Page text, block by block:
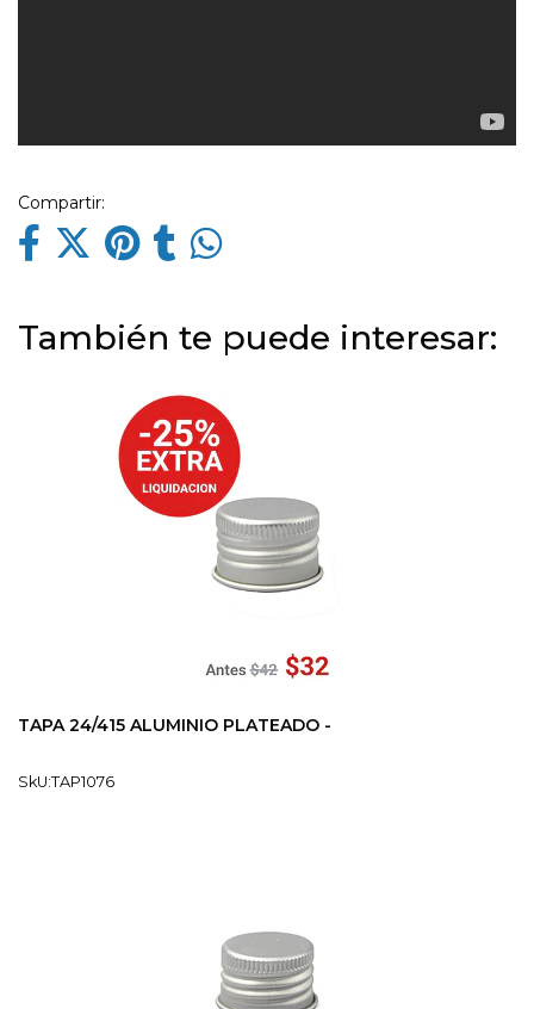
Compartir:
También te puede interesar:
TAPA 24/415 ALUMINIO PLATEADO -
SkU:TAP1076